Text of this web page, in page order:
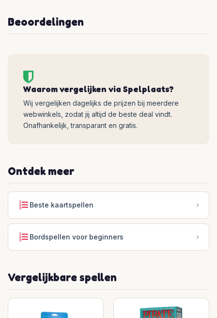
Beoordelingen
Waarom vergelijken via Spelplaats?
Wij vergelijken dagelijks de prijzen bij meerdere
webwinkels, zodat jij altijd de beste deal vindt.
Onafhankelijk, transparant en gratis.
Ontdek meer
Beste kaartspellen
Bordspellen voor beginners
Vergelijkbare spellen